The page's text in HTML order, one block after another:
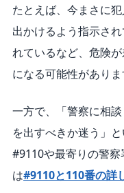
たとえば、今まさに
出かけるよう指示さ
れているなど、危険
になる可能性がありま
一方で、「警察に相
を出すべきか迷う」
#9110や最寄りの警
は#9110と110番の詳